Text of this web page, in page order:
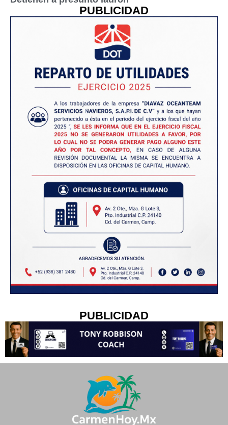
PUBLICIDAD
PUBLICIDAD